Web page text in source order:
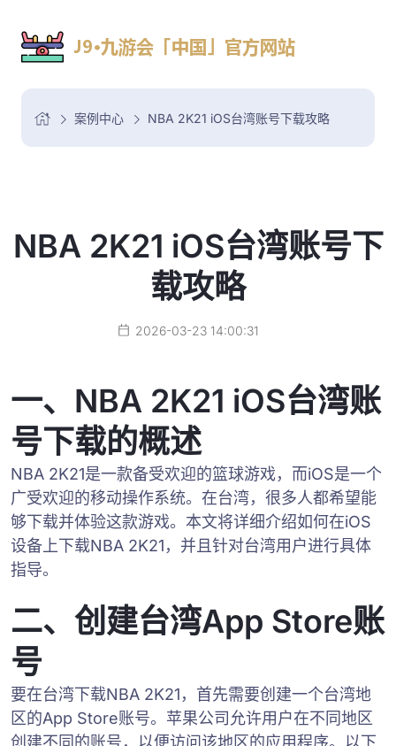
案例中心 NBA 2K21 iOS台湾账号下载攻略
NBA 2K21 iOS台湾账号下
载攻略
2026-03-23 14:00:31
一、NBA 2K21 iOS台湾账
号下载的概述
NBA 2K21是一款备受欢迎的篮球游戏，而iOS是一个
广受欢迎的移动操作系统。在台湾，很多人都希望能
够下载并体验这款游戏。本文将详细介绍如何在iOS
设备上下载NBA 2K21，并且针对台湾用户进行具体
指导。
二、创建台湾App Store账
号
要在台湾下载NBA 2K21，首先需要创建一个台湾地
区的App Store账号。苹果公司允许用户在不同地区
创建不同的账号，以便访问该地区的应用程序。以下